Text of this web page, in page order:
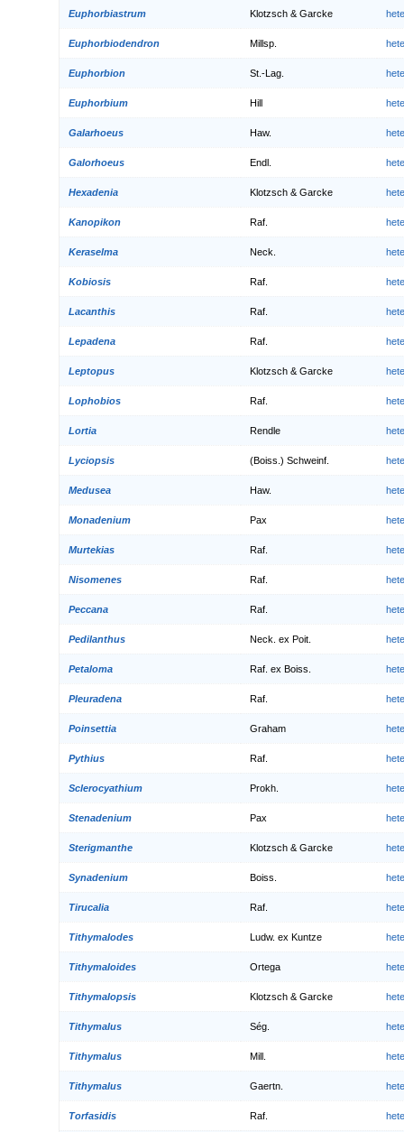
Euphorbiastrum Klotzsch & Garcke
Euphorbiodendron Millsp.
Euphorbion St.-Lag.
Euphorbium Hill
Galarhoeus Haw.
Galorhoeus Endl.
Hexadenia Klotzsch & Garcke
Kanopikon Raf.
Keraselma Neck.
Kobiosis Raf.
Lacanthis Raf.
Lepadena Raf.
Leptopus Klotzsch & Garcke
Lophobios Raf.
Lortia Rendle
Lyciopsis (Boiss.) Schweinf.
Medusea Haw.
Monadenium Pax
Murtekias Raf.
Nisomenes Raf.
Peccana Raf.
Pedilanthus Neck. ex Poit.
Petaloma Raf. ex Boiss.
Pleuradena Raf.
Poinsettia Graham
Pythius Raf.
Sclerocyathium Prokh.
Stenadenium Pax
Sterigmanthe Klotzsch & Garcke
Synadenium Boiss.
Tirucalia Raf.
Tithymalodes Ludw. ex Kuntze
Tithymaloides Ortega
Tithymalopsis Klotzsch & Garcke
Tithymalus Ség.
Tithymalus Mill.
Tithymalus Gaertn.
Torfasidis Raf.